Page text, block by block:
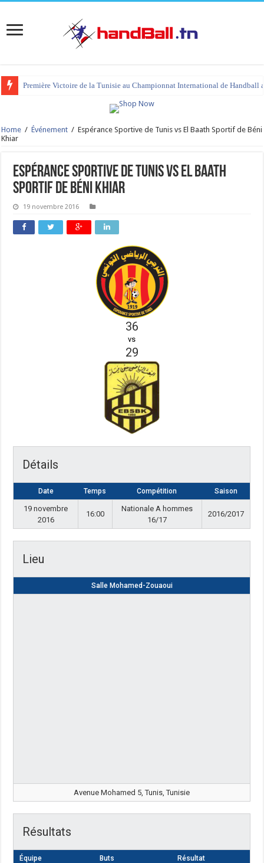
Première Victoire de la Tunisie au Championnat International de Handball
Home / Événement / Espérance Sportive de Tunis vs El Baath Sportif de Béni
Khiar
Espérance Sportive de Tunis vs El Baath
Sportif de Béni Khiar
19 novembre 2016
36
vs
29
Détails
Date Temps Compétition Saison
19 novembre
2016
16:00
Nationale A hommes
16/17
2016/2017
Lieu
Salle Mohamed-Zouaoui
Avenue Mohamed 5, Tunis, Tunisie
Résultats
Équipe Buts Résultat